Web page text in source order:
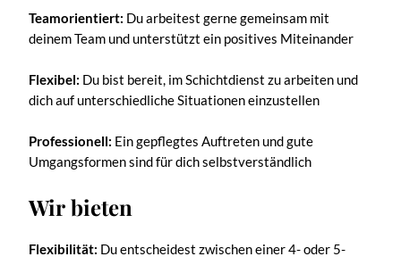
Teamorientiert: Du arbeitest gerne gemeinsam mit
deinem Team und unterstützt ein positives Miteinander
Flexibel: Du bist bereit, im Schichtdienst zu arbeiten und
dich auf unterschiedliche Situationen einzustellen
Professionell: Ein gepflegtes Auftreten und gute
Umgangsformen sind für dich selbstverständlich
Wir bieten
Flexibilität: Du entscheidest zwischen einer 4- oder 5-